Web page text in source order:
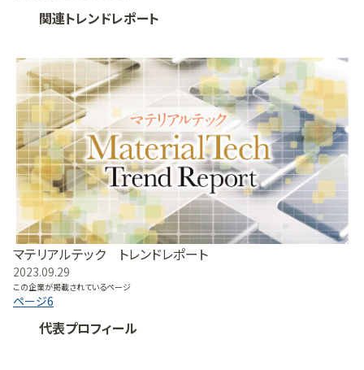
代表プロフィール
関連トレンドレポート
マテリアルテック トレンドレポート
2023.09.29
この企業が掲載されているページ
ページ6